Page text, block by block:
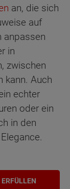
an, die sich
auf
anpassen
in
zwischen
kann. Auch
echter
oder ein
in den